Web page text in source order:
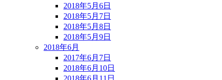
2018年5月6日
2018年5月7日
2018年5月8日
2018年5月9日
2018年6月
2017年6月7日
2018年6月10日
2018年6月11日